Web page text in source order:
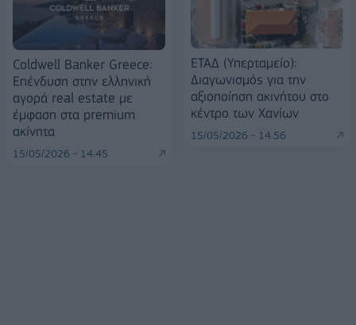
Coldwell Banker Greece:
Επένδυση στην ελληνική
αγορά real estate με
έμφαση στα premium
ακίνητα
15/05/2026 - 14:45
ΕΤΑΔ (Υπερταμείο):
Διαγωνισμός για την
αξιοποίηση ακινήτου στο
κέντρο των Χανίων
15/05/2026 - 14:56